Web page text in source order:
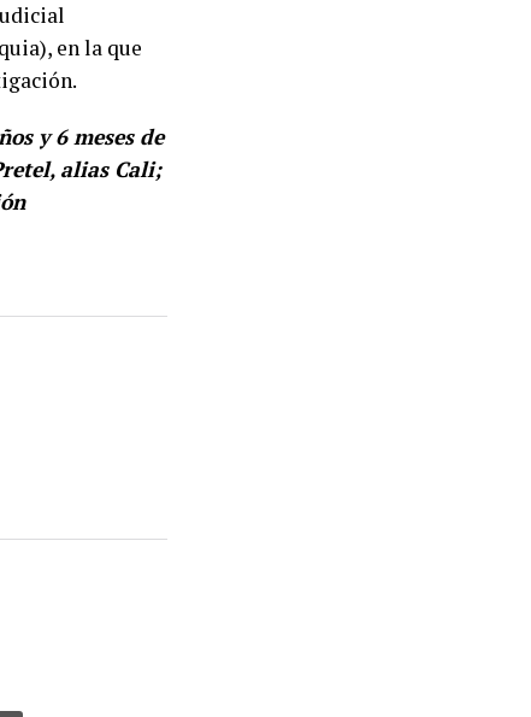
en la que
y 6 meses de
alias Cali;